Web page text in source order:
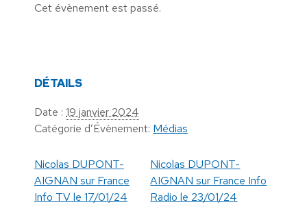
Cet évènement est passé.
DÉTAILS
Date : 19 janvier 2024
Catégorie d’Évènement: Médias
Nicolas DUPONT-
AIGNAN sur France
Info TV le 17/01/24
Nicolas DUPONT-
AIGNAN sur France Info
Radio le 23/01/24